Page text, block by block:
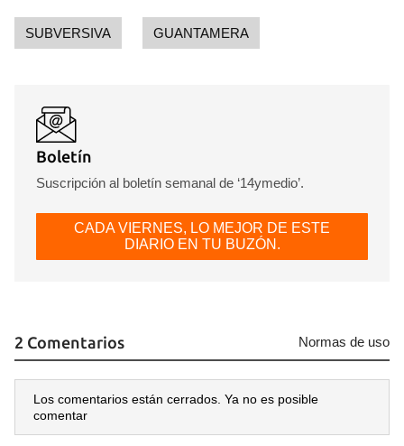
SUBVERSIVA GUANTAMERA
Boletín
Suscripción al boletín semanal de ‘14ymedio’.
CADA VIERNES, LO MEJOR DE ESTE
DIARIO EN TU BUZÓN.
2 Comentarios Normas de uso
Los comentarios están cerrados. Ya no es posible
comentar